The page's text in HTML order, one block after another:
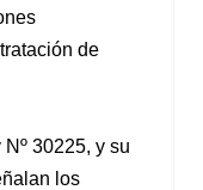
de
30225, y su
los